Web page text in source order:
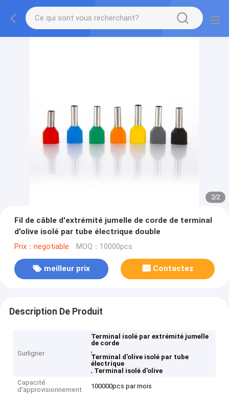
2/2
Fil de câble d'extrémité jumelle de corde de terminal
d'olive isolé par tube électrique double
Prix：negotiable MOQ：10000pcs
meilleur prix Contactez
Description De Produit
Surligner
Terminal isolé par extrémité jumelle
de corde
,
Terminal d'olive isolé par tube
électrique
, Terminal isolé d'olive
Capacité
d'approvisionnement
100000pcs par mois